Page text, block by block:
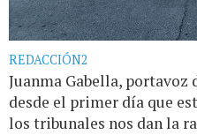
REDACCIÓN2
Juanma Gabella, portavoz
desde el primer día que
los tribunales nos dan la